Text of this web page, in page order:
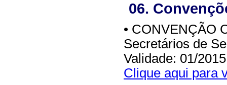
06.
• CONVENÇÃO
Secretários de
Validade: 01/
Clique aqui para